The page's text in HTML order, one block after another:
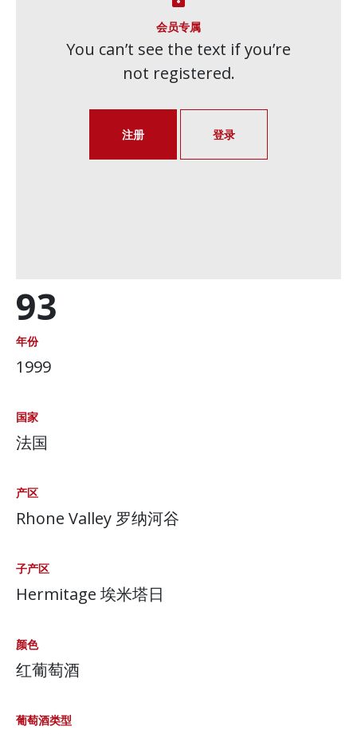
93
年份
1999
国家
法国
产区
Rhone Valley 罗纳河谷
子产区
Hermitage 埃米塔日
颜色
红葡萄酒
葡萄酒类型
会员专属
You can’t see the text if you’re
not registered.
注册 登录